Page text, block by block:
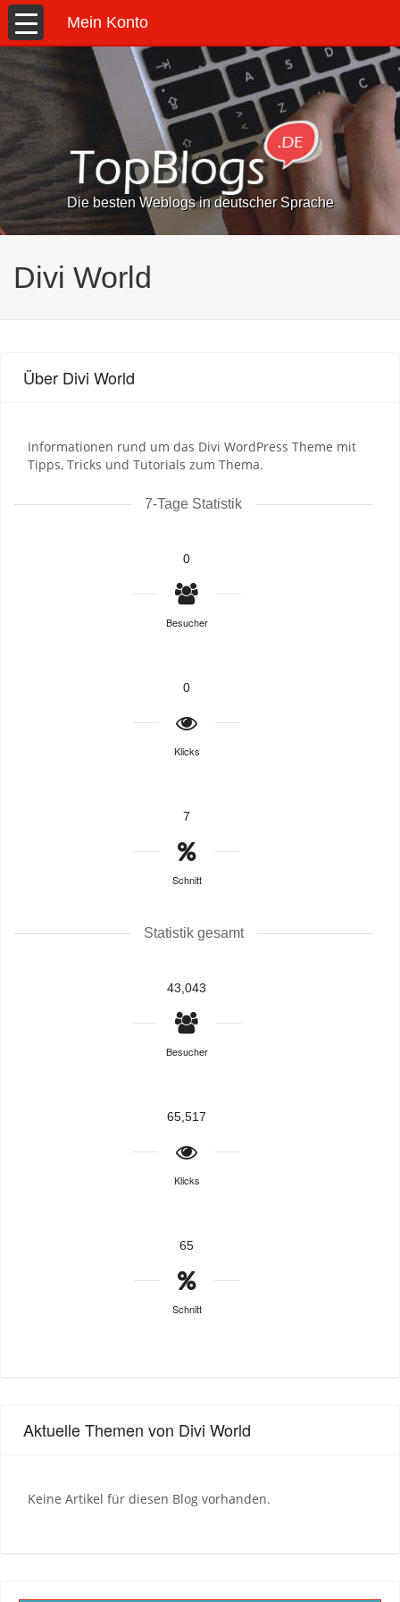
Mein Konto
Die besten Weblogs in deutscher Sprache
Divi World
Über Divi World
Informationen rund um das Divi WordPress Theme mit
Tipps, Tricks und Tutorials zum Thema.
7-Tage Statistik
0
Besucher
0
Klicks
7
Schnitt
Statistik gesamt
43,043
Besucher
65,517
Klicks
65
Schnitt
Aktuelle Themen von Divi World
Keine Artikel für diesen Blog vorhanden.